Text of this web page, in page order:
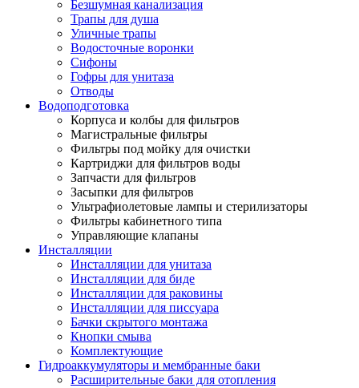
Безшумная канализация
Трапы для душа
Уличные трапы
Водосточные воронки
Сифоны
Гофры для унитаза
Отводы
Водоподготовка
Корпуса и колбы для фильтров
Магистральные фильтры
Фильтры под мойку для очистки
Картриджи для фильтров воды
Запчасти для фильтров
Засыпки для фильтров
Ультрафиолетовые лампы и стерилизаторы
Фильтры кабинетного типа
Управляющие клапаны
Инсталляции
Инсталляции для унитаза
Инсталляции для биде
Инсталляции для раковины
Инсталляции для писсуара
Бачки скрытого монтажа
Кнопки смыва
Комплектующие
Гидроаккумуляторы и мембранные баки
Расширительные баки для отопления